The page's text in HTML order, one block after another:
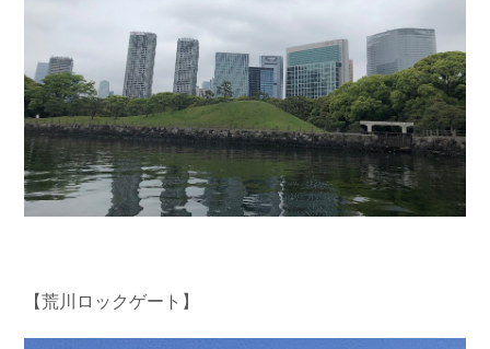
【荒川ロックゲート】